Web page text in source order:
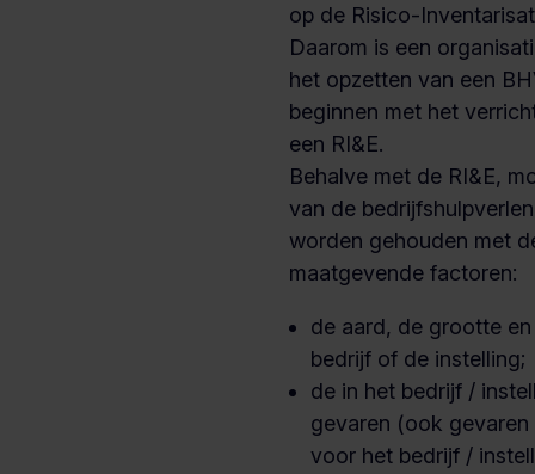
op de Risico-
Daarom is een
het opzetten van een
beginnen met het
een RI&E.
Behalve met de RI&E,
van de
worden gehouden met
maatgevende factoren:
de aard, de grootte
bedrijf of de instelling;
de in het bedrijf /
gevaren (ook
voor het bedrijf /